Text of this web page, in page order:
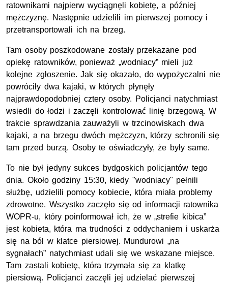
ratownikami najpierw wyciągnęli kobietę, a później
mężczyznę. Następnie udzielili im pierwszej pomocy i
przetransportowali ich na brzeg.
Tam osoby poszkodowane zostały przekazane pod
opiekę ratowników, ponieważ „wodniacy” mieli już
kolejne zgłoszenie. Jak się okazało, do wypożyczalni nie
powróciły dwa kajaki, w których płynęły
najprawdopodobniej cztery osoby. Policjanci natychmiast
wsiedli do łodzi i zaczęli kontrolować linię brzegową. W
trakcie sprawdzania zauważyli w trzcinowiskach dwa
kajaki, a na brzegu dwóch mężczyzn, którzy schronili się
tam przed burzą. Osoby te oświadczyły, że były same.
To nie był jedyny sukces bydgoskich policjantów tego
dnia. Około godziny 15:30, kiedy "wodniacy" pełnili
służbę, udzielili pomocy kobiecie, która miała problemy
zdrowotne. Wszystko zaczęło się od informacji ratownika
WOPR-u, który poinformował ich, że w „strefie kibica”
jest kobieta, która ma trudności z oddychaniem i uskarża
się na ból w klatce piersiowej. Mundurowi „na
sygnałach” natychmiast udali się we wskazane miejsce.
Tam zastali kobietę, która trzymała się za klatkę
piersiową. Policjanci zaczęli jej udzielać pierwszej